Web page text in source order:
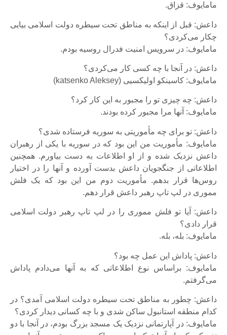
مامایوف: قزاق.
داعش: قبل از اینکه به مناطق تحت سیطره دولت اسلامی بیایی
چکار می‌کردی؟
مامایوف: در سرویس امنیت فدرال روسیه بودم.
داعش: در آنجا با چه کسی کار می‌کردی؟
مامایوف: کاسینکو اولیکسیی (katsenko Aleksey)
داعش: چه چیزی تو را مجبور به این کار کرد؟
مامایوف: آنها مرا مجبور کرده بودند.
داعش: تو برای چه مأموریتی به سوریه فرستاده شدی؟
مامایوف: مأموریت من این بود که در سوریه با یکی از رهبران
داعش نزدیک شده و از او اطلاعات به دست بیاورم. همچنین
اطلاعاتی از جنگجویان داعش بدست آورده و آنها را در اختیار
روس‌ها قرار بدهم. مأموریت دوم من این بود که یک فلش
مموری در لپ تاپ رهبر داعش قرار دهم.
داعش: آیا تو فلش مموری را در لپ تاپ رهبر دولت اسلامی
قرار دادی؟
مامایوف: بله، بله.
داعش: پاداش این عمل چه بود؟
مامایوف: براساس نوع اطلاعاتی که به آنها می‌دادم پاداش
می‌گرفتم.
داعش: چطور به مناطق تحت سیطره دولت اسلامی آمدی؟ در
کدام منطقه استانبول ساکن شدی و با چه کسانی دیدار کردی؟
مامایوف: در آپارتمانی نزدیک یک مسجد بزرگ بودم، در آنجا با دو